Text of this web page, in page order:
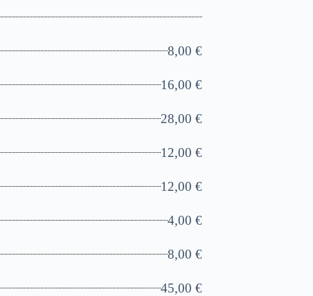
8,00 €
16,00 €
28,00 €
12,00 €
12,00 €
4,00 €
8,00 €
45,00 €